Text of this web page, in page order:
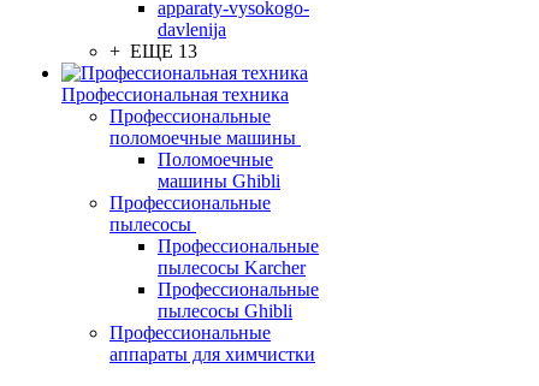
apparaty-vysokogo-
davlenija
+ ЕЩЕ 13
Профессиональная техника
Профессиональные
поломоечные машины
Поломоечные
машины Ghibli
Профессиональные
пылесосы
Профессиональные
пылесосы Karcher
Профессиональные
пылесосы Ghibli
Профессиональные
аппараты для химчистки